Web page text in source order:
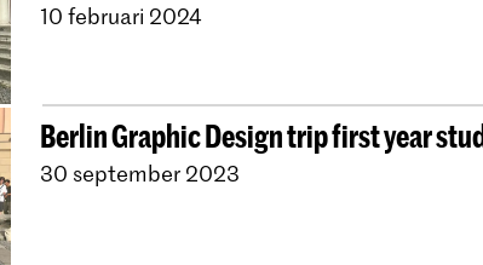
10 februari 2024
Berlin Graphic Design trip first year
30 september 2023